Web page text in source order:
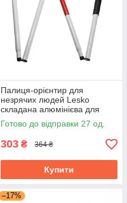
Палиця-орієнтир для
незрячих людей Lesko
складана алюмінієва для
слабовидих
Готово до відправки 27 од.
303 ₴ 364 ₴
Купити
–17%